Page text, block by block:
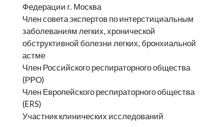
Федерации г. Москва
Член совета экспертов по интерстициальным
заболеваниям легких, хронической
обструктивной болезни легких, бронхиальной
астме
Член Российского респираторного общества
(РРО)
Член Европейского респираторного общества
(ERS)
Участник клинических исследований